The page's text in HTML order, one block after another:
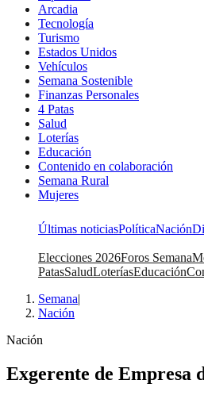
Arcadia
Tecnología
Turismo
Estados Unidos
Vehículos
Semana Sostenible
Finanzas Personales
4 Patas
Salud
Loterías
Educación
Contenido en colaboración
Semana Rural
Mujeres
Últimas noticiasPolíticaNación
Elecciones 2026Foros Semana
PatasSaludLoteríasEducación
Semana|
Nación
Nación
Exgerente de Empresa